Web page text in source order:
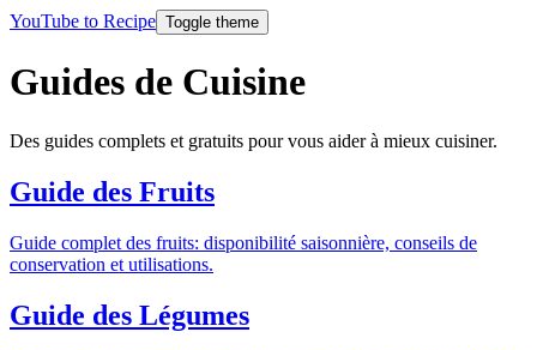
YouTube to Recipe Toggle theme
Guides de Cuisine
Des guides complets et gratuits pour vous aider à mieux cuisiner.
Guide des Fruits
Guide complet des fruits: disponibilité saisonnière, conseils de
conservation et utilisations.
Guide des Légumes